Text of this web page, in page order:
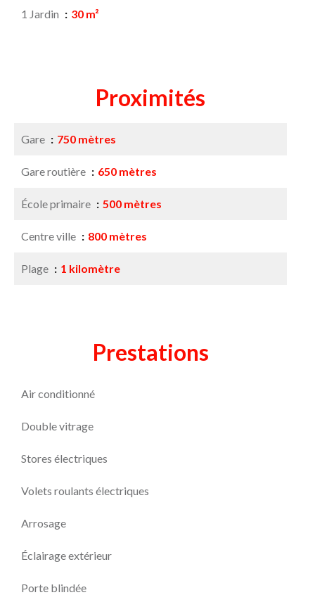
1 Jardin 30 m²
Proximités
Gare 750 mètres
Gare routière 650 mètres
École primaire 500 mètres
Centre ville 800 mètres
Plage 1 kilomètre
Prestations
Air conditionné
Double vitrage
Stores électriques
Volets roulants électriques
Arrosage
Éclairage extérieur
Porte blindée